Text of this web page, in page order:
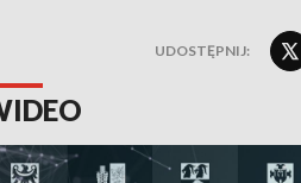
UDOSTĘPNIJ: